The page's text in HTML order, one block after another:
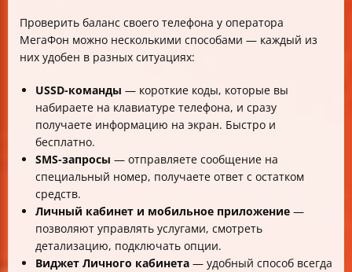
Проверить баланс своего телефона у оператора
МегаФон можно несколькими способами — каждый из
них удобен в разных ситуациях:
USSD-команды — короткие коды, которые вы
набираете на клавиатуре телефона, и сразу
получаете информацию на экран. Быстро и
бесплатно.
SMS-запросы — отправляете сообщение на
специальный номер, получаете ответ с остатком
средств.
Личный кабинет и мобильное приложение —
позволяют управлять услугами, смотреть
детализацию, подключать опции.
Виджет Личного кабинета — удобный способ всегда